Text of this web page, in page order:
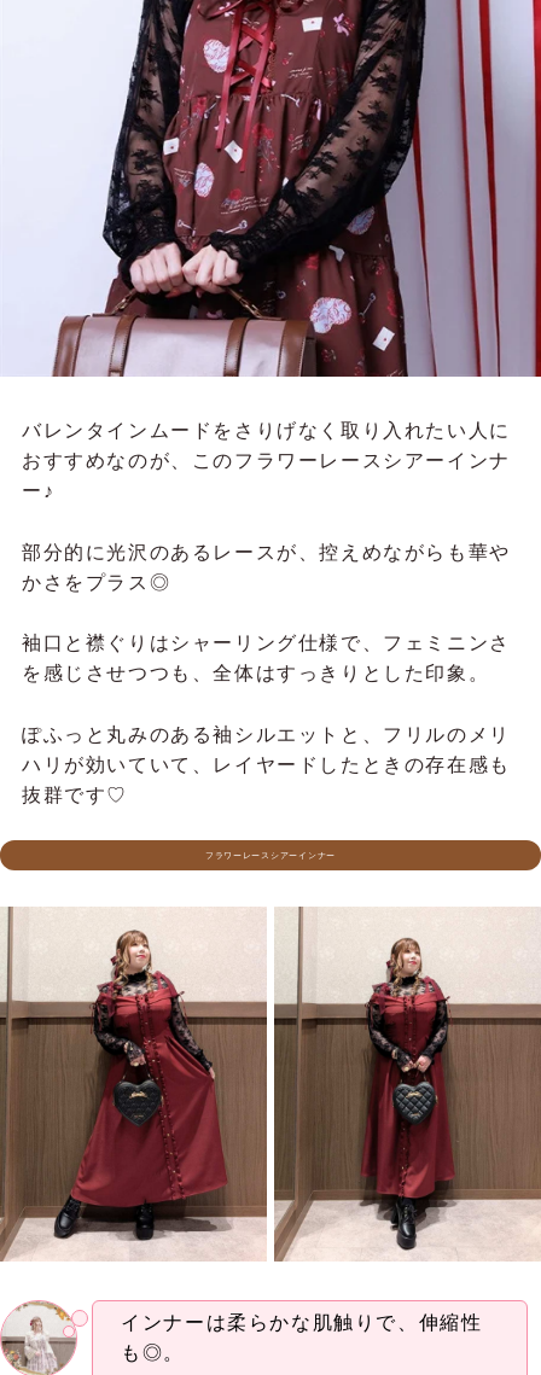
バレンタインムードをさりげなく取り入れたい人に
おすすめなのが、このフラワーレースシアーインナ
ー♪
部分的に光沢のあるレースが、控えめながらも華や
かさをプラス◎
袖口と襟ぐりはシャーリング仕様で、フェミニンさ
を感じさせつつも、全体はすっきりとした印象。
ぽふっと丸みのある袖シルエットと、フリルのメリ
ハリが効いていて、レイヤードしたときの存在感も
抜群です♡
フラワーレースシアーインナー
インナーは柔らかな肌触りで、伸縮性
も◎。